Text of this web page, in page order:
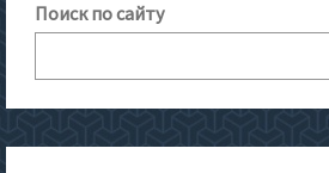
Поиск по сайту